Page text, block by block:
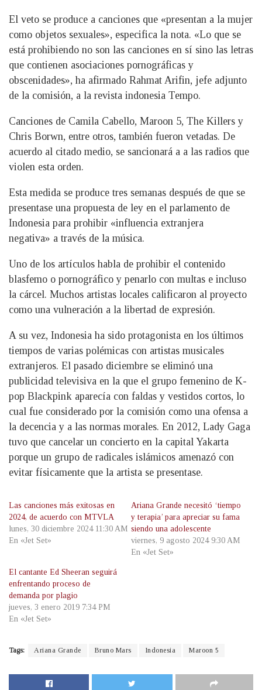
El veto se produce a canciones que «presentan a la mujer
como objetos sexuales», especifica la nota. «Lo que se
está prohibiendo no son las canciones en sí sino las letras
que contienen asociaciones pornográficas y
obscenidades», ha afirmado Rahmat Arifin, jefe adjunto
de la comisión, a la revista indonesia Tempo.
Canciones de Camila Cabello, Maroon 5, The Killers y
Chris Borwn, entre otros, también fueron vetadas. De
acuerdo al citado medio, se sancionará a a las radios que
violen esta orden.
Esta medida se produce tres semanas después de que se
presentase una propuesta de ley en el parlamento de
Indonesia para prohibir «influencia extranjera
negativa» a través de la música.
Uno de los artículos habla de prohibir el contenido
blasfemo o pornográfico y penarlo con multas e incluso
la cárcel. Muchos artistas locales calificaron al proyecto
como una vulneración a la libertad de expresión.
A su vez, Indonesia ha sido protagonista en los últimos
tiempos de varias polémicas con artistas musicales
extranjeros. El pasado diciembre se eliminó una
publicidad televisiva en la que el grupo femenino de K-
pop Blackpink aparecía con faldas y vestidos cortos, lo
cual fue considerado por la comisión como una ofensa a
la decencia y a las normas morales. En 2012, Lady Gaga
tuvo que cancelar un concierto en la capital Yakarta
porque un grupo de radicales islámicos amenazó con
evitar físicamente que la artista se presentase.
Las canciones más exitosas en
2024, de acuerdo con MTVLA
lunes, 30 diciembre 2024 11:30 AM
En «Jet Set»
Ariana Grande necesitó ‘tiempo
y terapia’ para apreciar su fama
siendo una adolescente
viernes, 9 agosto 2024 9:30 AM
En «Jet Set»
El cantante Ed Sheeran seguirá
enfrentando proceso de
demanda por plagio
jueves, 3 enero 2019 7:34 PM
En «Jet Set»
Tags: Ariana Grande Bruno Mars Indonesia Maroon 5